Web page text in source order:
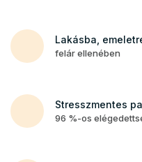
Lakásba,
felár ellenében
Stresszmentes
96 %-os